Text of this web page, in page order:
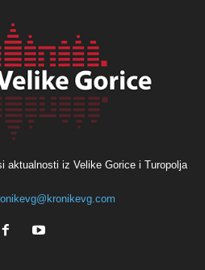
aktualnosti iz Velike Gorice i Turopolja